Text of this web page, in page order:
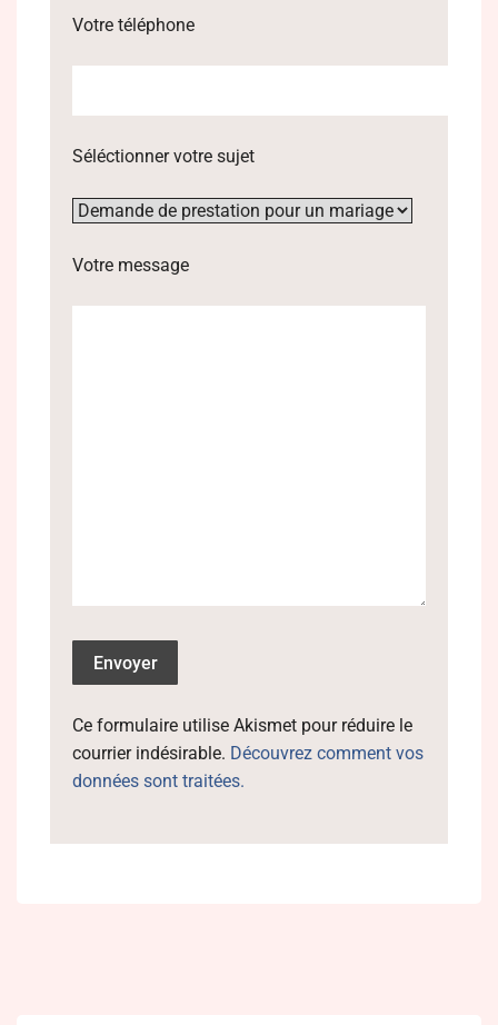
Votre téléphone
Séléctionner votre sujet
Votre message
Ce formulaire utilise Akismet pour réduire le
courrier indésirable. Découvrez comment vos
données sont traitées.